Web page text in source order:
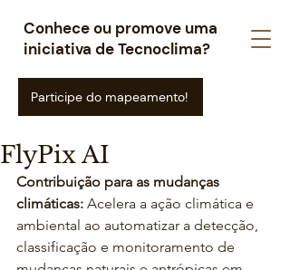
Conhece ou promove uma
iniciativa de Tecnoclima?
Participe do mapeamento!
FlyPix AI
Contribuição para as mudanças
climáticas: Acelera a ação climática e
ambiental ao automatizar a detecção,
classificação e monitoramento de